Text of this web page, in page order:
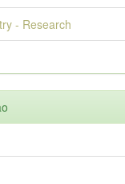
- Research